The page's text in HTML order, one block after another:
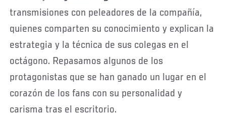
transmisiones con peleadores de la compañía,
quienes comparten su conocimiento y explican la
estrategia y la técnica de sus colegas en el
octágono. Repasamos algunos de los
protagonistas que se han ganado un lugar en el
corazón de los fans con su personalidad y
carisma tras el escritorio.